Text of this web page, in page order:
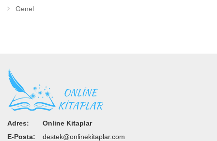
Genel
Adres:
Online Kitaplar
E-Posta:
destek@onlinekitaplar.com